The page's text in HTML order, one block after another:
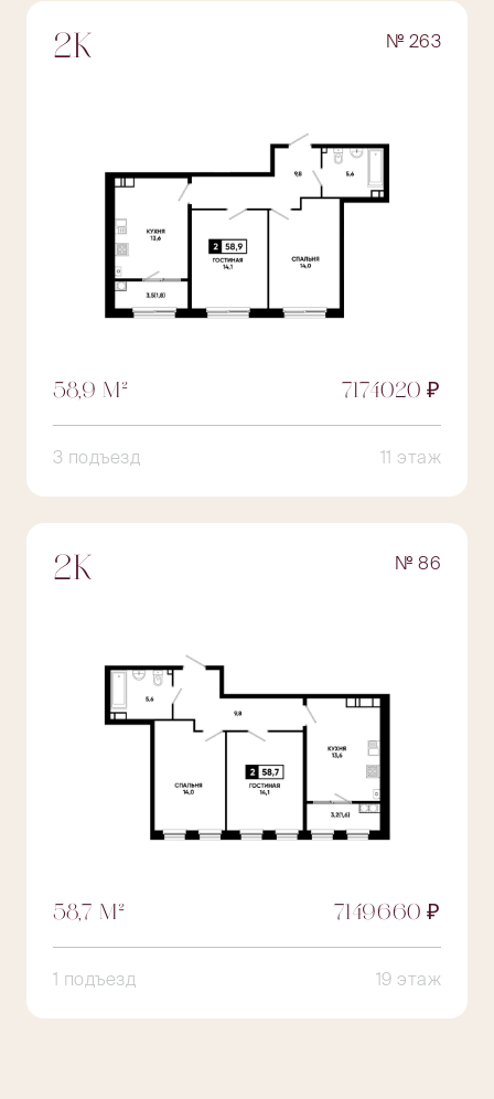
2К № 263
58,9 М² 7174020 ₽
3 подъезд 11 этаж
2К № 86
58,7 М² 7149660 ₽
1 подъезд 19 этаж